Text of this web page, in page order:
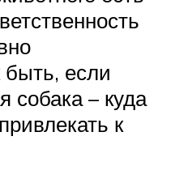
быть, если
собака – куда
к